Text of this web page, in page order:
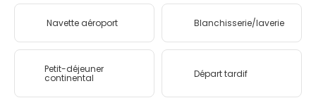
Navette aéroport Blanchisserie/laverie
Petit-déjeuner
continental Départ tardif